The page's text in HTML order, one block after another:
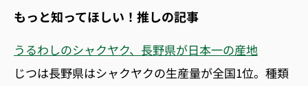
もっと知ってほしい！推しの記事
うるわしのシャクヤク、長野県が日本一の産地
じつは長野県はシャクヤクの生産量が全国1位。種類